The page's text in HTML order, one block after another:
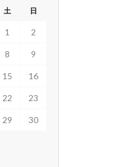
土 日
1 2
8 9
15 16
22 23
29 30